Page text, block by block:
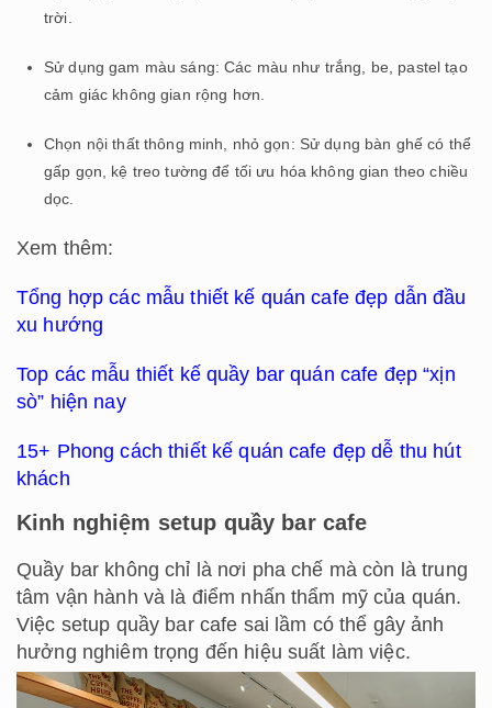
trời.
Sử dụng gam màu sáng: Các màu như trắng, be, pastel tạo
cảm giác không gian rộng hơn.
Chọn nội thất thông minh, nhỏ gọn: Sử dụng bàn ghế có thể
gấp gọn, kệ treo tường để tối ưu hóa không gian theo chiều
dọc.
Xem thêm:
Tổng hợp các mẫu thiết kế quán cafe đẹp dẫn đầu
xu hướng
Top các mẫu thiết kế quầy bar quán cafe đẹp “xịn
sò” hiện nay
15+ Phong cách thiết kế quán cafe đẹp dễ thu hút
khách
Kinh nghiệm setup quầy bar cafe
Quầy bar không chỉ là nơi pha chế mà còn là trung
tâm vận hành và là điểm nhấn thẩm mỹ của quán.
Việc setup quầy bar cafe sai lầm có thể gây ảnh
hưởng nghiêm trọng đến hiệu suất làm việc.